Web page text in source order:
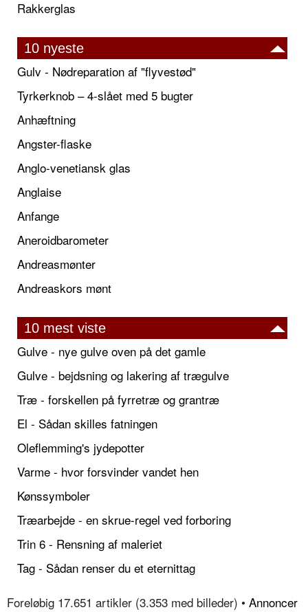
Rakkerglas
10 nyeste
Gulv - Nødreparation af "flyvestød"
Tyrkerknob – 4-slået med 5 bugter
Anhæftning
Angster-flaske
Anglo-venetiansk glas
Anglaise
Anfange
Aneroidbarometer
Andreasmønter
Andreaskors mønt
10 mest viste
Gulve - nye gulve oven på det gamle
Gulve - bejdsning og lakering af trægulve
Træ - forskellen på fyrretræ og grantræ
El - Sådan skilles fatningen
Oleflemming's jydepotter
Varme - hvor forsvinder vandet hen
Kønssymboler
Træarbejde - en skrue-regel ved forboring
Trin 6 - Rensning af maleriet
Tag - Sådan renser du et eternittag
Foreløbig 17.651 artikler (3.353 med billeder) • Annoncer